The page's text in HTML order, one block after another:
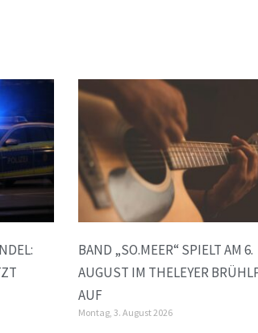
BAND „SO.MEER“ SPIELT AM 6.
AUGUST IM THELEYER
AUF
Montag, 3. August 2026